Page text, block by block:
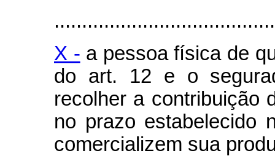
X - a pessoa física de
do art. 12 e o
recolher a contribuição
no prazo estabelecido
comercializem sua